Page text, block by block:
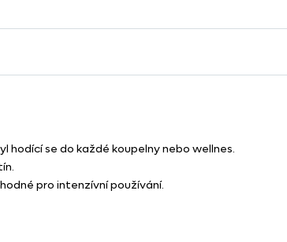
hodící se do každé koupelny nebo wellnes.
pro intenzívní používání.